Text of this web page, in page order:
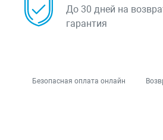
До 30 дней на
гарантия
Безопасная оплата онлайн